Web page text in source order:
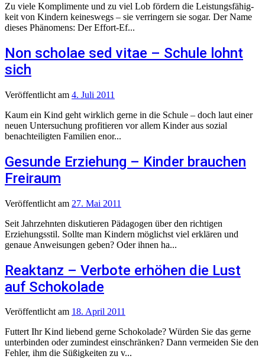
Zu viele Komplimente und zu viel Lob fördern die Leistungsfähig­
keit von Kindern keineswegs – sie verringern sie sogar. Der Name
dieses Phänomens: Der Effort-Ef...
Non scholae sed vitae – Schule lohnt
sich
Veröffentlicht am 4. Juli 2011
Kaum ein Kind geht wirklich gerne in die Schule – doch laut einer
neuen Untersuchung profitieren vor allem Kinder aus sozial
benachteiligten Familien enor...
Gesunde Erziehung – Kinder brauchen
Freiraum
Veröffentlicht am 27. Mai 2011
Seit Jahrzehnten diskutieren Pädagogen über den richtigen
Erziehungsstil. Sollte man Kindern möglichst viel erklären und
genaue Anweisungen geben? Oder ihnen ha...
Reaktanz – Verbote erhöhen die Lust
auf Schokolade
Veröffentlichtam 18. April 2011
Futtert Ihr Kind liebend gerne Schokolade? Würden Sie das gerne
unterbinden oder zumindest einschränken? Dann vermeiden Sie den
Fehler, ihm die Süßigkeiten zu v...